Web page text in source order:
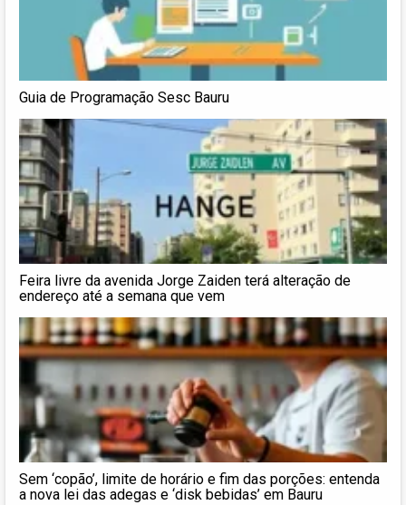
Guia de Programação Sesc Bauru
Feira livre da avenida Jorge Zaiden terá alteração de
endereço até a semana que vem
Sem ‘copão’, limite de horário e fim das porções: entenda
a nova lei das adegas e ‘disk bebidas’ em Bauru